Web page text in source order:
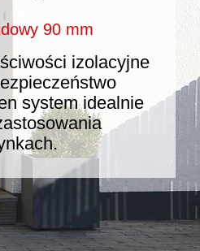
90 mm
izolacyjne
system idealnie